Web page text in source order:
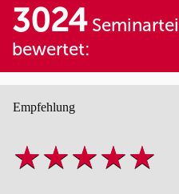
3024
bewertet:
Empfehlung